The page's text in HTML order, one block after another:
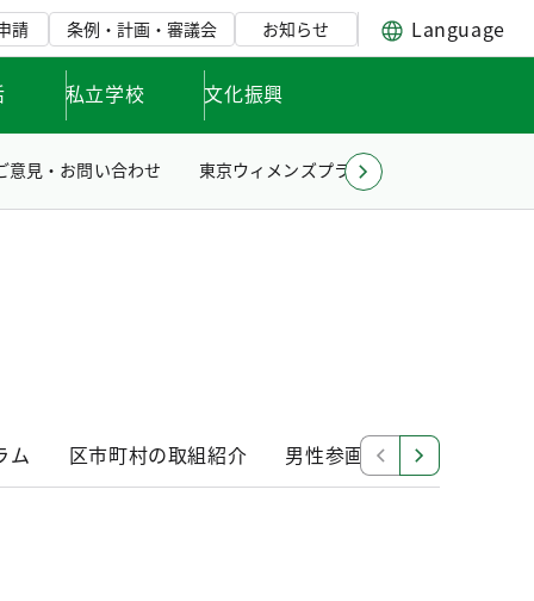
請 条例・計画・審議会 お知らせ Language
私立学校 文化振興
意見・お問い合わせ 東京ウィメンズプラザとは
ム 区市町村の取組紹介 男性参画 その他